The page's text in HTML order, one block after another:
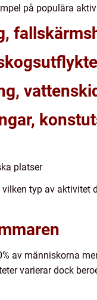
på populära
platser
typ av aktivitet
av människorna
varierar dock